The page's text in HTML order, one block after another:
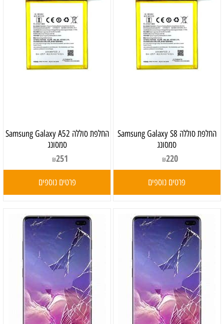
‏החלפת סוללה Samsung Galaxy S8
סמסונג
₪220
פרטים נוספים
‏החלפת סוללה Samsung Galaxy A52
סמסונג
₪251
פרטים נוספים